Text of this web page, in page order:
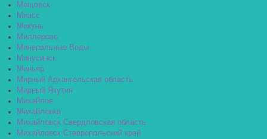
Мещовск
Миасс
Микунь
Миллерово
Минеральные Воды
Минусинск
Миньяр
Мирный Архангельская область
Мирный Якутия
Михайлов
Михайловка
Михайловск Свердловская область
Михайловск Ставропольский край